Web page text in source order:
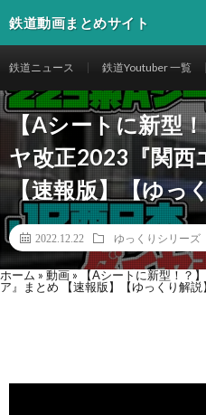
鉄道動画まとめサイト
鉄道ニュース 鉄道Youtuber 一覧
【Aシートに新型
ヤ改正2023『関西
【速報版】【ゆっ
2022.12.22 ゆっくりシリーズ
ホーム » 動画 » 【Aシートに新型！？
ア』まとめ 【速報版】【ゆっくり解説】